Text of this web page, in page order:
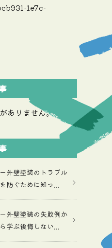
1e7c-
ありません。
ー外壁塗装のトラブル
を防ぐために知っ...
ー外壁塗装の失敗例か
ら学ぶ後悔しない...